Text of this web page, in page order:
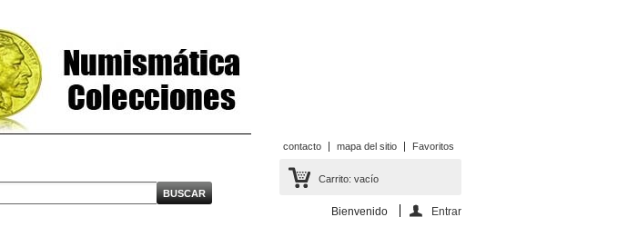
contacto mapa del sitio Favoritos
Carrito: vacío
Bienvenido Entrar